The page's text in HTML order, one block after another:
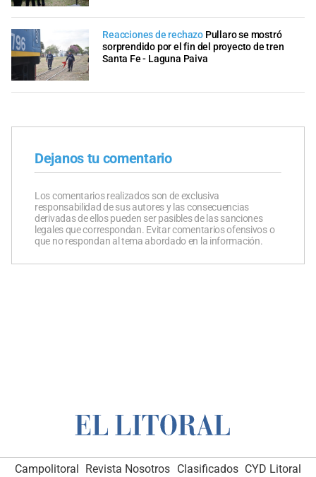
Reacciones de rechazo Pullaro se mostró
sorprendido por el fin del proyecto de tren
Santa Fe - Laguna Paiva
Dejanos tu comentario
Los comentarios realizados son de exclusiva
responsabilidad de sus autores y las consecuencias
derivadas de ellos pueden ser pasibles de las sanciones
legales que correspondan. Evitar comentarios ofensivos o
que no respondan al tema abordado en la información.
Campolitoral Revista Nosotros Clasificados CYD Litoral